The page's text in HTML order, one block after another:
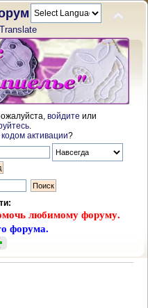
Translate
войдите или
активации?
любимому форуму.
форума.